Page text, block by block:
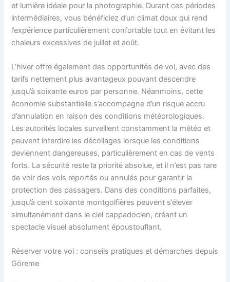
et lumière idéale pour la photographie. Durant ces périodes
intermédiaires, vous bénéficiez d’un climat doux qui rend
l’expérience particulièrement confortable tout en évitant les
chaleurs excessives de juillet et août.
L’hiver offre également des opportunités de vol, avec des
tarifs nettement plus avantageux pouvant descendre
jusqu’à soixante euros par personne. Néanmoins, cette
économie substantielle s’accompagne d’un risque accru
d’annulation en raison des conditions météorologiques.
Les autorités locales surveillent constamment la météo et
peuvent interdire les décollages lorsque les conditions
deviennent dangereuses, particulièrement en cas de vents
forts. La sécurité reste la priorité absolue, et il n’est pas rare
de voir des vols reportés ou annulés pour garantir la
protection des passagers. Dans des conditions parfaites,
jusqu’à cent soixante montgolfières peuvent s’élever
simultanément dans le ciel cappadocien, créant un
spectacle visuel absolument époustouflant.
Réserver votre vol : conseils pratiques et démarches depuis
Göreme